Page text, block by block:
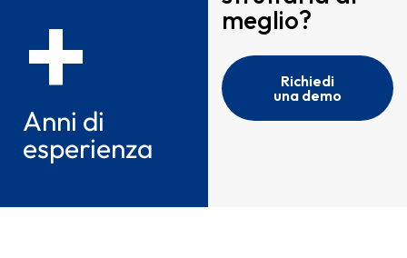
+
Anni di
esperienza
meglio?
Richiedi
una demo